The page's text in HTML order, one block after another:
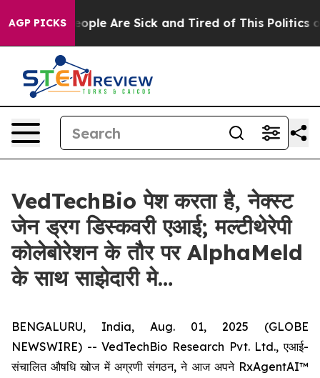
AGP PICKS
Win: “People Are Sick and Tired of This Politics of
VedTechBio पेश करता है, नेक्स्ट
जेन ड्रग डिस्कवरी एआई; मल्टीथेरेपी
कोलेबोरेशन के तौर पर AlphaMeld
के साथ साझेदारी मे…
BENGALURU, India, Aug. 01, 2025 (GLOBE
NEWSWIRE) -- VedTechBio Research Pvt. Ltd., एआई-
संचालित औषधि खोज में अग्रणी संगठन, ने आज अपने RxAgentAI™